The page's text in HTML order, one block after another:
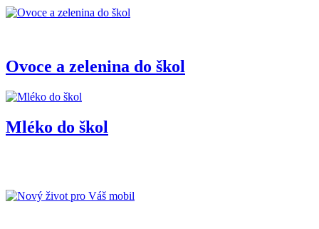
Ovoce a zelenina do škol
Mléko do škol